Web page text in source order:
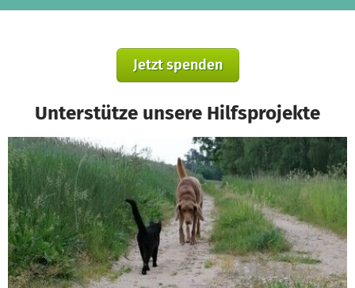
Jetzt spenden
Unterstütze unsere Hilfsprojekte